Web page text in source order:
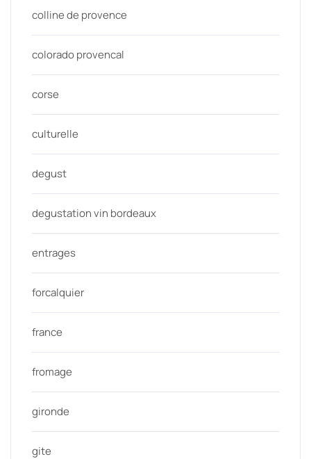
colline de provence
colorado provencal
corse
culturelle
degust
degustation vin bordeaux
entrages
forcalquier
france
fromage
gironde
gite